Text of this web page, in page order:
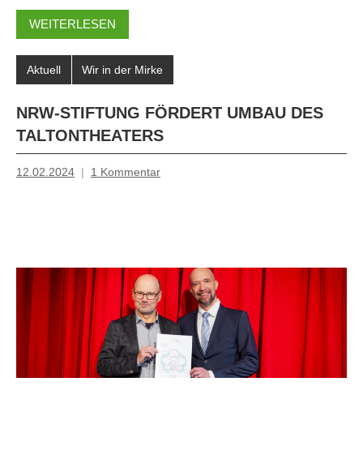
WEITERLESEN
Aktuell Wir in der Mirke
NRW-STIFTUNG FÖRDERT UMBAU DES
TALTONTHEATERS
12.02.2024
Mosche
1 Kommentar